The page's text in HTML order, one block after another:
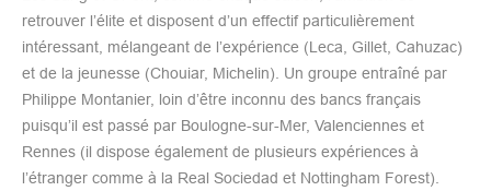
retrouver l’élite et disposent d’un effectif particulièrement
intéressant, mélangeant de l’expérience (Leca, Gillet, Cahuzac)
et de la jeunesse (Chouiar, Michelin). Un groupe entraîné par
Philippe Montanier, loin d’être inconnu des bancs français
puisqu’il est passé par Boulogne-sur-Mer, Valenciennes et
Rennes (il dispose également de plusieurs expériences à
l’étranger comme à la Real Sociedad et Nottingham Forest).